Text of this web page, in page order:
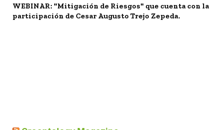
WEBINAR: "Mitigación de Riesgos" que cuenta con la
participación de Cesar Augusto Trejo Zepeda.